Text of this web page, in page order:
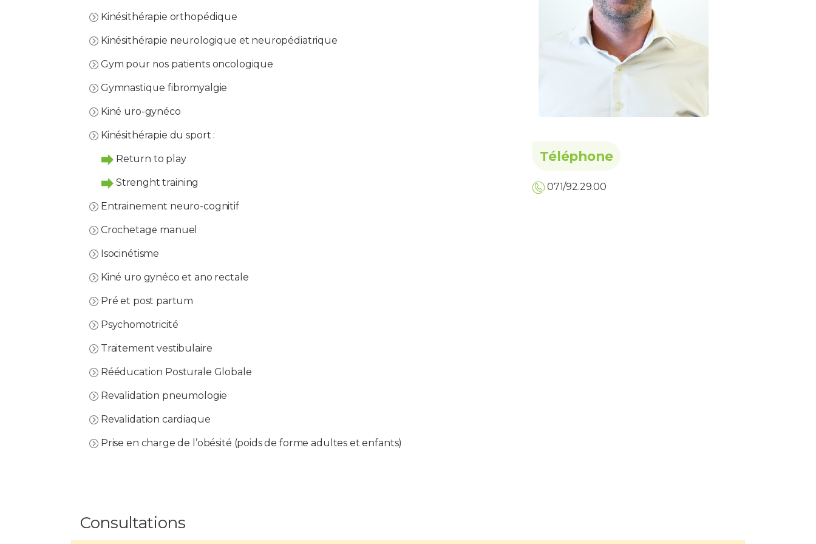
Kinésithérapie orthopédique
Kinésithérapie neurologique et neuropédiatrique
Gym pour nos patients oncologique
Gymnastique fibromyalgie
Kiné uro-gynéco
Kinésithérapie du sport :
Return to play
Strenght training
Entrainement neuro-cognitif
Crochetage manuel
Isocinétisme
Kiné uro gynéco et ano rectale
Pré et post partum
Psychomotricité
Traitement vestibulaire
Rééducation Posturale Globale
Revalidation pneumologie
Revalidation cardiaque
Prise en charge de l’obésité (poids de forme adultes et enfants)
Téléphone
071/92.29.00
Consultations